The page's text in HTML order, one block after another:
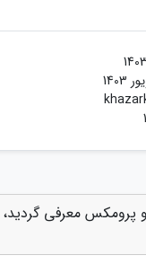
16 پرو و پرومکس معرفی